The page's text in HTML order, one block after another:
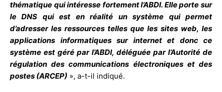
thématique qui intéresse fortement l’ABDI. Elle porte sur
le DNS qui est en réalité un système qui permet
d’adresser les ressources telles que les sites web, les
applications informatiques sur internet et donc ce
système est géré par l’ABDI, déléguée par l’Autorité de
régulation des communications électroniques et des
postes (ARCEP) », a-t-il indiqué.